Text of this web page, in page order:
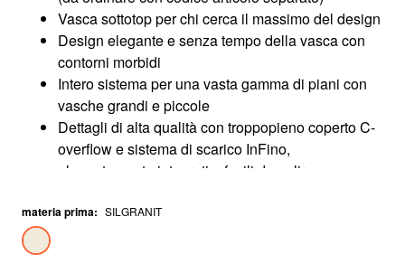
Vasca sottotop per chi cerca il massimo del design
Design elegante e senza tempo della vasca con
contorni morbidi
Intero sistema per una vasta gamma di piani con
vasche grandi e piccole
Dettagli di alta qualità con troppopieno coperto C-
overflow e sistema di scarico InFino,
elegantemente integrati e facili da pulire
materia prima: SILGRANIT